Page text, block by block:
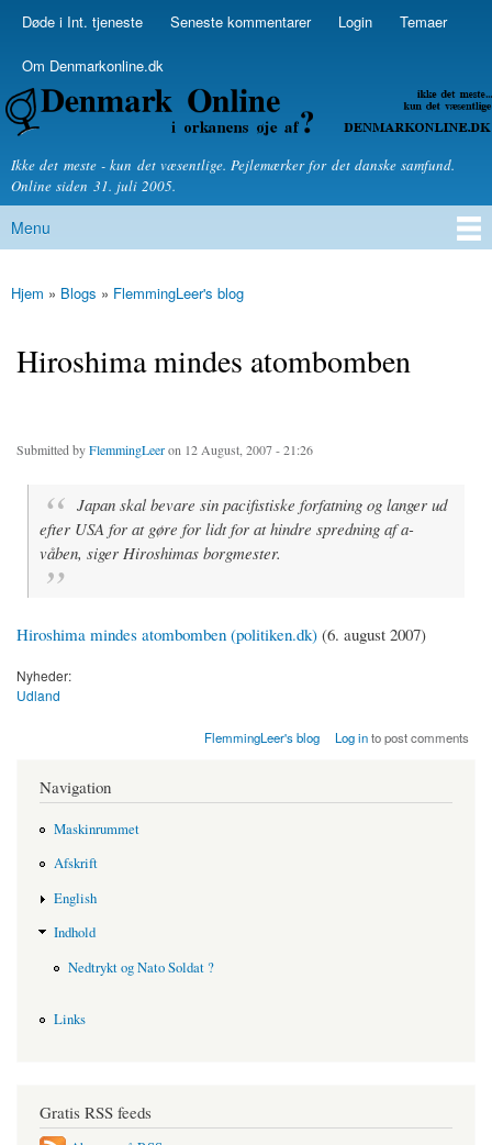
Skip to
Secondary menu
Døde i Int. tjeneste Seneste kommentarer Login Temaer
Om Denmarkonline.dk
Denmarkonline.dk - blognyheder om politik
Ikke det meste - kun det væsentlige. Pejlemærker for det danske samfund.
Online siden 31. juli 2005.
Main menu
Menu
You are here
Hjem » Blogs » FlemmingLeer's blog
Hiroshima mindes atombomben
Submitted byFlemmingLeeron 12 August, 2007 - 21:26
Japan skal bevare sin pacifistiske forfatning og langer ud
efter USA for at gøre for lidt for at hindre spredning af a-
våben, siger Hiroshimas borgmester.
Hiroshima mindes atombomben (politiken.dk) (6. august 2007)
Nyheder:
Udland
FlemmingLeer's blog Log into post comments
Navigation
Maskinrummet
Afskrift
English
Indhold
Nedtrykt og Nato Soldat ?
Links
Gratis RSS feeds